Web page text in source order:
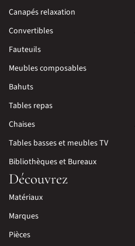
Canapés relaxation
Convertibles
Fauteuils
Meubles composables
Bahuts
Tables repas
Chaises
Tables basses et meubles TV
Bibliothèques et Bureaux
Découvrez
Matériaux
Marques
Pièces